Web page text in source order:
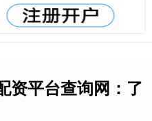
资平台查询网：了